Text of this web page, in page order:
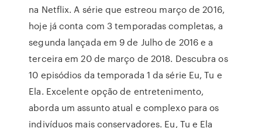
na Netflix. A série que estreou março de 2016,
hoje já conta com 3 temporadas completas, a
segunda lançada em 9 de Julho de 2016 e a
terceira em 20 de março de 2018. Descubra os
10 episódios da temporada 1 da série Eu, Tu e
Ela. Excelente opção de entretenimento,
aborda um assunto atual e complexo para os
indivíduos mais conservadores. Eu, Tu e Ela